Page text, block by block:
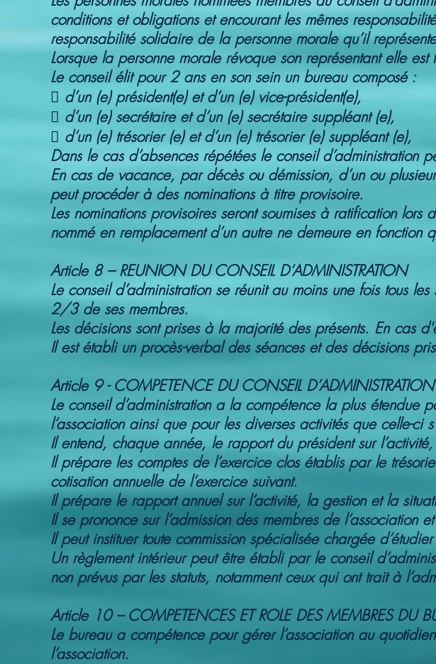
conditions et obligations et encourant les mêmes
responsabilité solidaire de la personne morale qu’il
Lorsque la personne morale révoque son représentant elle
Le conseil élit pour 2 ans en son sein un bureau composé :
 d’un (e) président(e) et d’un (e) vice-président(e),
 d’un (e) secrétaire et d’un (e) secrétaire suppléant (e),
 d’un (e) trésorier (e) et d’un (e) trésorier (e) suppléant (e),
Dans le cas d’absences répétées le conseil d’administration
En cas de vacance, par décès ou démission, d’un ou
peut procéder à des nominations à titre provisoire.
Les nominations provisoires seront soumises à ratification
nommé en remplacement d’un autre ne demeure en
Article 8 – REUNION DU CONSEIL D’ADMINISTRATION
Le conseil d’administration se réunit au moins une fois tous
2/3 de ses membres.
Les décisions sont prises à la majorité des présents. En cas
Il est établi un procès-verbal des séances et des décisions
Article 9 - COMPETENCE DU CONSEIL D’ADMINISTRATION
Le conseil d’administration a la compétence la plus étendue
l’association ainsi que pour les diverses activités que celle-ci
Il entend, chaque année, le rapport du président sur
Il prépare les comptes de l’exercice clos établis par le
cotisation annuelle de l’exercice suivant.
Il prépare le rapport annuel sur l’activité, la gestion et la
Il se prononce sur l’admission des membres de l’association
Il peut instituer toute commission spécialisée chargée
Un règlement intérieur peut être établi par le conseil
non prévus par les statuts, notamment ceux qui ont trait à
Article 10 – COMPETENCES ET ROLE DES MEMBRES DU
Le bureau a compétence pour gérer l’association au
l’association.